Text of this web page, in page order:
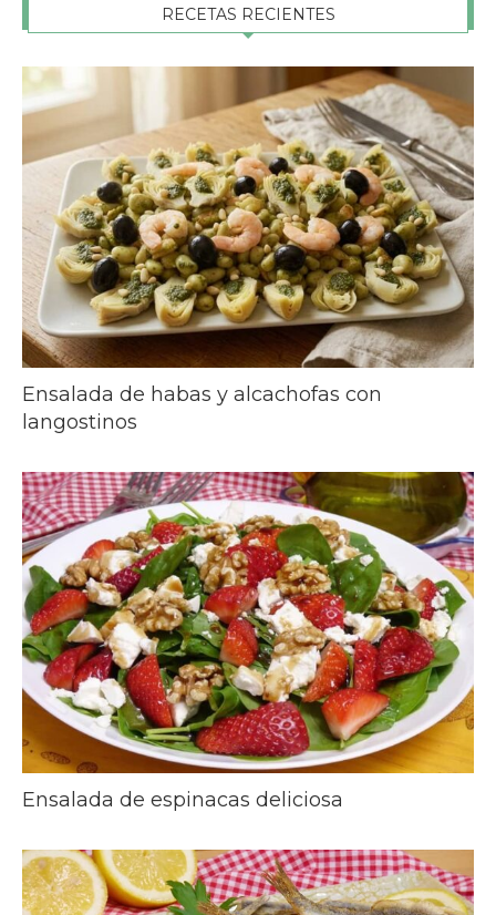
RECETAS RECIENTES
Ensalada de habas y alcachofas con
langostinos
Ensalada de espinacas deliciosa